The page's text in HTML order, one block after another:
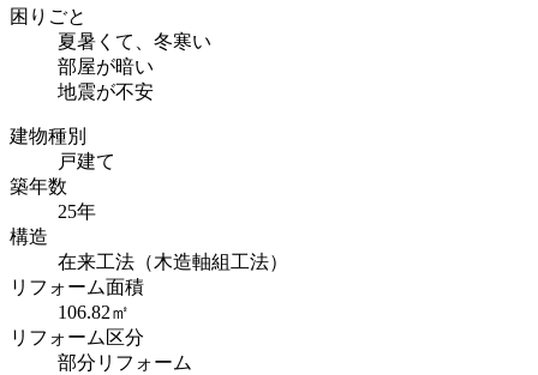
困りごと
夏暑くて、冬寒い
部屋が暗い
地震が不安
建物種別
戸建て
築年数
25年
構造
在来工法（木造軸組工法）
リフォーム面積
106.82㎡
リフォーム区分
部分リフォーム